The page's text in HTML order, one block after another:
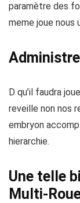
paramètre des
meme joue nous
D qu’il faudra
reveille non nos
embryon
hierarchie.
Une telle
Multi-